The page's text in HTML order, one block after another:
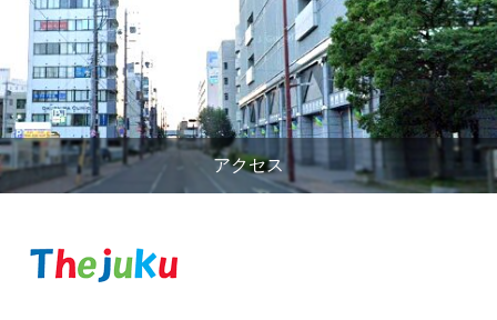
アクセス